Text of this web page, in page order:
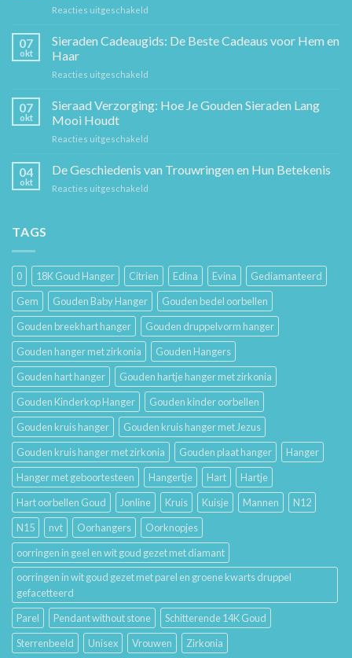
Reacties uitgeschakeld
Gouden
Sierkunst
07
okt
Sieraden Cadeaugids: De Beste Cadeaus voor Hem en
Haar
Reacties uitgeschakeld
Cadeaugids:
De
Hem
07
okt
Sieraad Verzorging: Hoe Je Gouden Sieraden Lang
Mooi Houdt
Reacties uitgeschakeld
Verzorging:
04
okt
De Geschiedenis van Trouwringen en Hun Betekenis
Reacties uitgeschakeld
Hun
Betekenis
TAGS
0 18K Goud Hanger Citrien Edina Evina
Gediamanteerd
Gem
Gouden Baby Hanger
Gouden bedel oorbellen
Gouden breekhart hanger
Gouden druppelvorm hanger
Gouden hanger met zirkonia
Gouden Hangers
Gouden hart hanger
Gouden hartje hanger met zirkonia
Gouden Kinderkop Hanger
Gouden kinder oorbellen
Gouden kruis hanger
Gouden kruis hanger met Jezus
Gouden kruis hanger met zirkonia
Gouden plaat hanger
Hanger
Hanger met geboortesteen
Hangertje Hart
Hartje
Hart oorbellen Goud
Jonline Kruis Kuisje Mannen
N12
N15
nvt Oorhangers
Oorknopjes
oorringen in geel en wit goud gezet met diamant
oorringen in wit goud gezet met parel en groene kwarts druppel
gefacetteerd
Parel
Pendant without stone
Schitterende 14K Goud
Sterrenbeeld
Unisex Vrouwen Zirkonia